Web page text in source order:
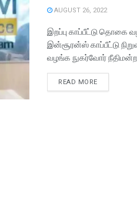
AUGUST 26, 2022
இறப்பு காப்பீட்டு தொகை
இன்சூரன்ஸ் காப்பீட்டு
வழங்க நுகர்வோர்
READ MORE